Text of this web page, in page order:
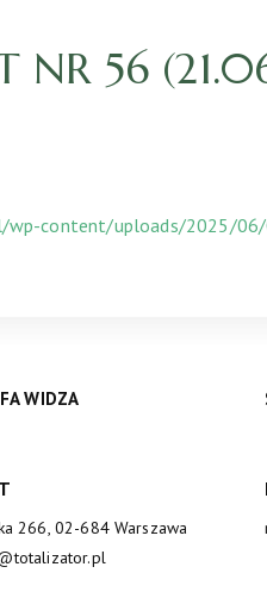
NR 56
content/uploads/2025/06/
WIDZA
266, 02-684 Warszawa